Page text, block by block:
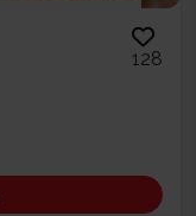
128